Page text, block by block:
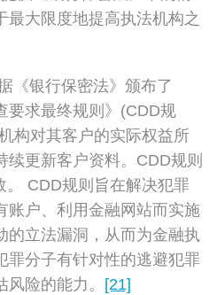
最大限度地提高执法机构之
《银行保密法》颁布了
要求最终规则》(CDD规
构对其客户的实际权益所
续更新客户资料。CDD规则
。 CDD规则旨在解决犯罪
账户、利用金融网站而实施
的立法漏洞，从而为金融执
罪分子有针对性的逃避犯罪
险的能力。 [21]